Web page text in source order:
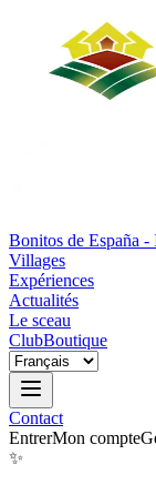
Bonitos de España -
Villages
Expériences
Actualités
Le sceau
ClubBoutique
Contact
EntrerMon compte
✨